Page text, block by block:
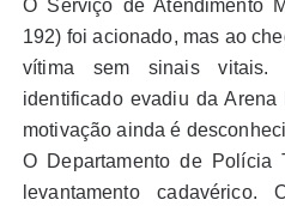
O Serviço de Atendimento
192) foi acionado, mas ao
vítima sem sinais
identificado evadiu da
motivação ainda é
O Departamento de Polícia
levantamento